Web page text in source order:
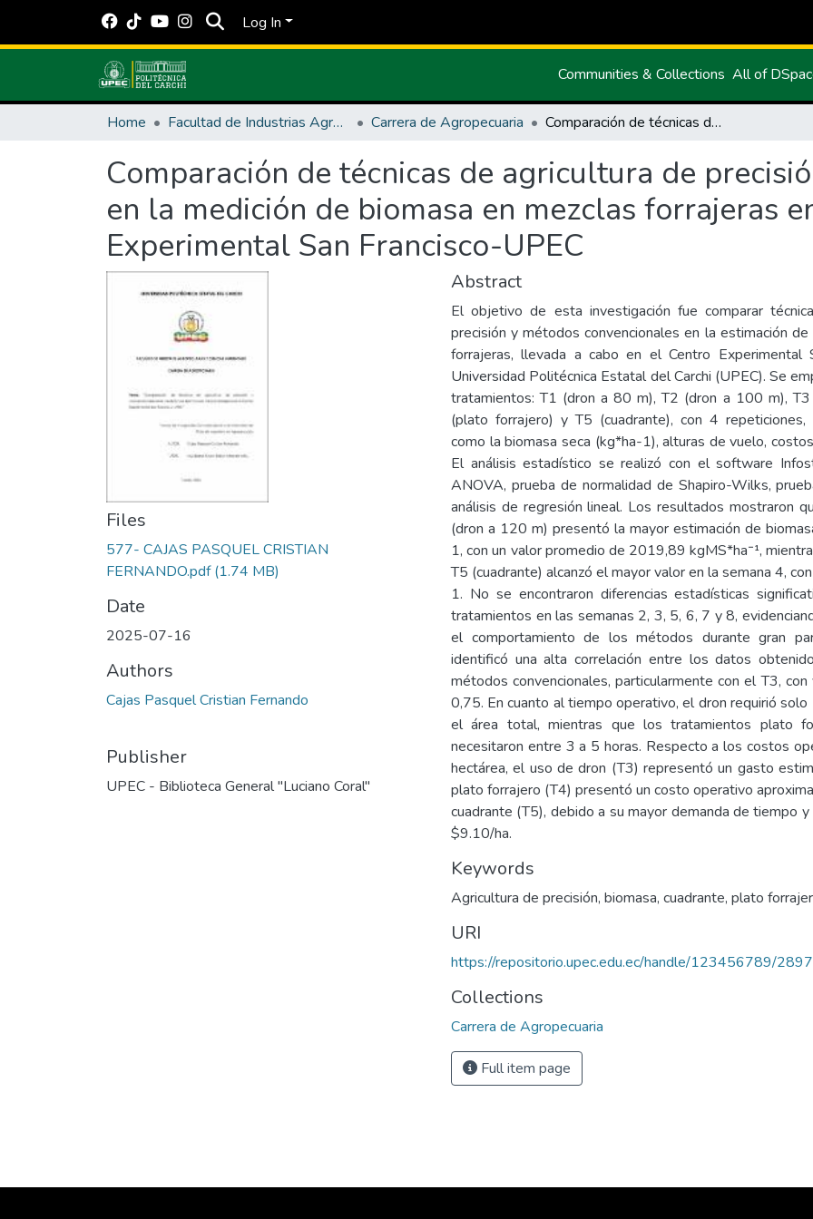
Log In
Communities & Collections All of
Home Facultad de Industrias Agropecuarias y Ciencias Ambientales Carrera de Agropecuaria Comparación de técnicas de agricultura de precisión y convencionales en la medición de biomasa en mezclas forrajeras en el Centro Experimental San Francisco-UPEC
Comparación de técnicas de agricultura de
en la medición de biomasa en mezclas forrajeras
Experimental San Francisco-UPEC
Files
577- CAJAS PASQUEL CRISTIAN
FERNANDO.pdf(1.74 MB)
Date
2025-07-16
Authors
Cajas Pasquel Cristian Fernando
Publisher
UPEC - Biblioteca General "Luciano Coral"
Abstract
El objetivo de esta investigación fue comparar
precisión y métodos convencionales en la estimación
forrajeras, llevada a cabo en el Centro Experimental
Universidad Politécnica Estatal del Carchi (UPEC). Se
tratamientos: T1 (dron a 80 m), T2 (dron a 100 m),
(plato forrajero) y T5 (cuadrante), con 4 repeticiones,
como la biomasa seca (kg*ha-1), alturas de vuelo,
El análisis estadístico se realizó con el software
ANOVA, prueba de normalidad de Shapiro-Wilks,
análisis de regresión lineal. Los resultados mostraron
(dron a 120 m) presentó la mayor estimación de
1, con un valor promedio de 2019,89 kgMS*ha⁻¹,
T5 (cuadrante) alcanzó el mayor valor en la semana 4,
1. No se encontraron diferencias estadísticas
tratamientos en las semanas 2, 3, 5, 6, 7 y 8,
el comportamiento de los métodos durante gran
identificó una alta correlación entre los datos
métodos convencionales, particularmente con el T3,
0,75. En cuanto al tiempo operativo, el dron requirió
el área total, mientras que los tratamientos plato
necesitaron entre 3 a 5 horas. Respecto a los costos
hectárea, el uso de dron (T3) representó un gasto
plato forrajero (T4) presentó un costo operativo
cuadrante (T5), debido a su mayor demanda de tiempo
$9.10/ha.
Keywords
Agricultura de precisión, biomasa, cuadrante, plato
URI
https://repositorio.upec.edu.ec/handle/123456789/2897
Collections
Carrera de Agropecuaria
Full item page